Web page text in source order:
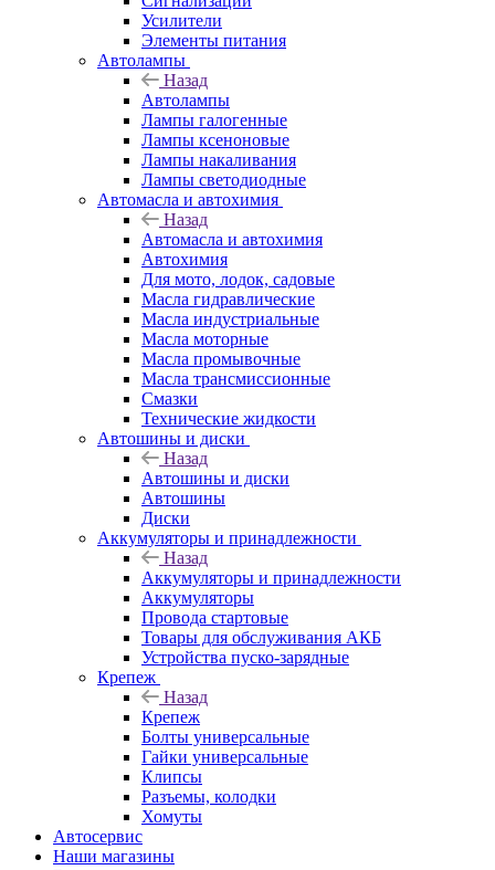
Усилители
Элементы питания
Автолампы
Назад
Автолампы
Лампы галогенные
Лампы ксеноновые
Лампы накаливания
Лампы светодиодные
Автомасла и автохимия
Назад
Автомасла и автохимия
Автохимия
Для мото, лодок, садовые
Масла гидравлические
Масла индустриальные
Масла моторные
Масла промывочные
Масла трансмиссионные
Смазки
Технические жидкости
Автошины и диски
Назад
Автошины и диски
Автошины
Диски
Аккумуляторы и принадлежности
Назад
Аккумуляторы и принадлежности
Аккумуляторы
Провода стартовые
Товары для обслуживания АКБ
Устройства пуско-зарядные
Крепеж
Назад
Крепеж
Болты универсальные
Гайки универсальные
Клипсы
Разъемы, колодки
Хомуты
Автосервис
Наши магазины